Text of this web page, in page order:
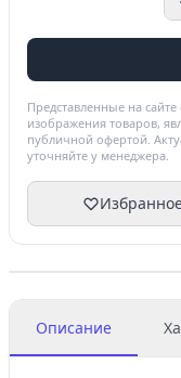
Представленные на
изображения товаров,
публичной офертой.
уточняйте у менеджера.
Описание